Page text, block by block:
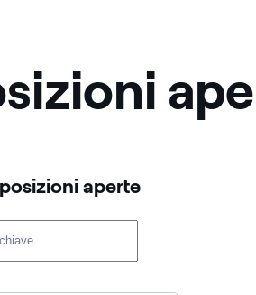
aperte